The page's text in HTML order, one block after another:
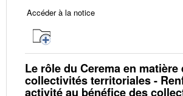
Accéder à la notice
Le rôle du Cerema en matière
collectivités territoriales -
activité au bénéfice des